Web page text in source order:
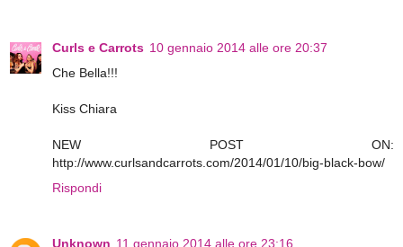
Curls e Carrots 10 gennaio 2014 alle ore 20:37
Che Bella!!!
Kiss Chiara
NEW POST ON:
http://www.curlsandcarrots.com/2014/01/10/big-black-bow/
Rispondi
Unknown 11 gennaio 2014 alle ore 23:16